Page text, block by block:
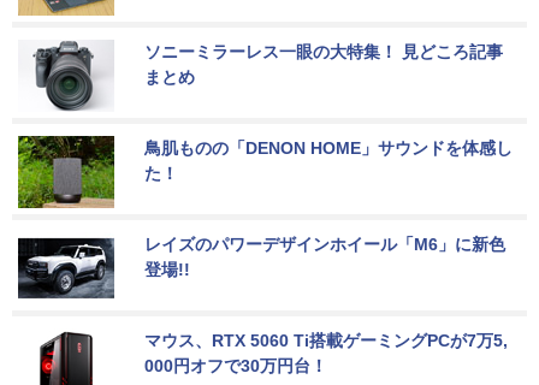
ソニーミラーレス一眼の大特集！ 見どころ記事
まとめ
鳥肌ものの「DENON HOME」サウンドを体感し
た！
レイズのパワーデザインホイール「M6」に新色
登場!!
マウス、RTX 5060 Ti搭載ゲーミングPCが7万5,
000円オフで30万円台！